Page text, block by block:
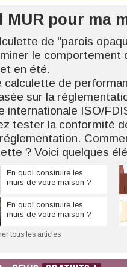
MUR pour ma
de "parois
le comportement
en été.
calculette de
sur la
internationale ISO/
tester la conformité
? Voici quelques
En quoi construire les
murs de votre maison ?
En quoi construire les
murs de votre maison ?
tous les articles